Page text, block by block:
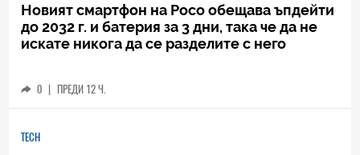
Новият смартфон на Poco обещава ъпдейти
до 2032 г. и батерия за 3 дни, така че да не
искате никога да се разделите с него
0 | ПРЕДИ 12 Ч.
TECH